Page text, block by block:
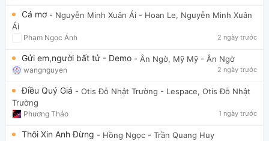
Cá mơ - Nguyễn Minh Xuân Ái - Hoan Le, Nguyễn Minh Xuân
Ái
Phạm Ngọc Ánh 2 ngày trước
Gửi em,người bất tử - Demo - Ân Ngờ, Mỹ Mỹ - Ân Ngờ
wangnguyen 2 ngày trước
Điều Quý Giá - Otis Đỗ Nhật Trường - Lespace, Otis Đỗ Nhật
Trường
Phương Thảo 1 ngày trước
Thôi Xin Anh Đừng - Hồng Ngọc - Trần Quang Huy